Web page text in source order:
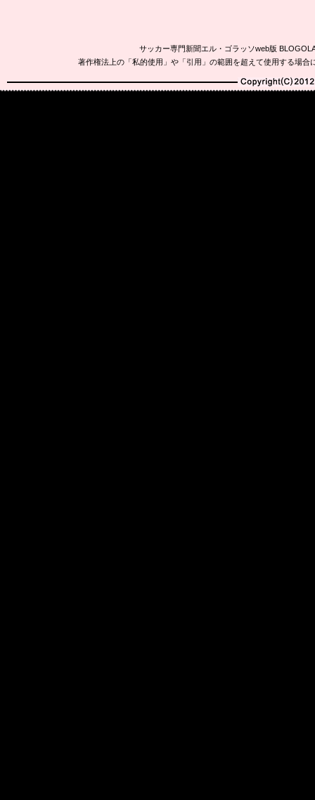
サッカー専門新聞エル・ゴラッソweb版
著作権法上の「私的使用」や「引用」の範囲を超えて使用する場
Copyright(C)2010-